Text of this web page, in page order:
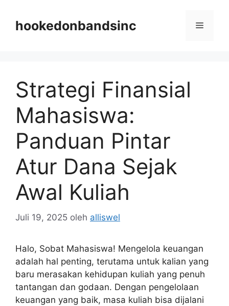
hookedonbandsinc Menu
Strategi Finansial
Mahasiswa:
Panduan Pintar
Atur Dana Sejak
Awal Kuliah
Juli 19, 2025 oleh alliswel
Halo, Sobat Mahasiswa! Mengelola keuangan
adalah hal penting, terutama untuk kalian yang
baru merasakan kehidupan kuliah yang penuh
tantangan dan godaan. Dengan pengelolaan
keuangan yang baik, masa kuliah bisa dijalani